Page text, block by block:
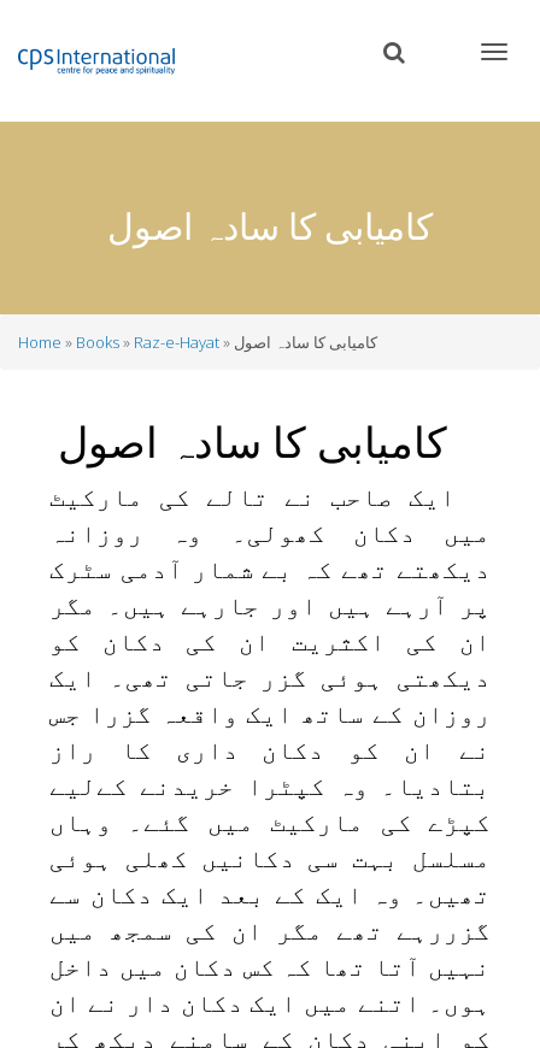
content
کامیابی کا سادہ اصول
Home Books Raz-e-Hayat کامیابی کا سادہ اصول
کامیابی کا سادہ اصول
ایک صاحب نے تالے کی مارکیٹ
میں دکان کھولی۔ وہ روزانہ
دیکھتے تھے کہ بے شمار آدمی سٹرک
پر آرہے ہیں اور جارہے ہیں۔ مگر
ان کی اکثریت ان کی دکان کو
دیکھتی ہوئی گزر جاتی تھی۔ ایک
روزان کے ساتھ ایک واقعہ گزرا جس
نے ان کو دکان داری کا راز
بتادیا۔ وہ کپٹرا خریدنے کےلیے
کپڑے کی مارکیٹ میں گئے۔ وہاں
مسلسل بہت سی دکانیں کھلی ہوئی
تھیں۔ وہ ایک کے بعد ایک دکان سے
گزررہے تھے مگر ان کی سمجھ میں
نہیں آتا تھا کہ کس دکان میں داخل
ہوں۔ اتنے میں ایک دکان دار نے ان
کو اپنی دکان کے سامنے دیکھ کر